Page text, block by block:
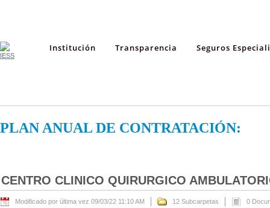
Institución Transparencia Seguros
PLAN ANUAL DE CONTRATACIÓN:
CENTRO CLINICO QUIRURGICO
Modificado por última vez 09/03/22 11:10 AM 12 Subcarpetas 0